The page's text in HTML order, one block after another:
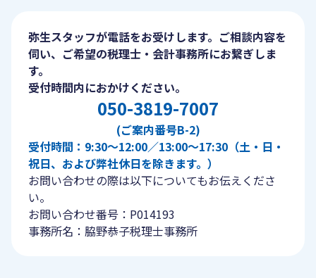
弥生スタッフが電話をお受けします。ご相談内容を
伺い、ご希望の税理士・会計事務所にお繋ぎしま
す。
受付時間内におかけください。
050-3819-7007
(ご案内番号B-2)
受付時間：9:30〜12:00／13:00〜17:30（土・日・
祝日、および弊社休日を除きます。）
お問い合わせの際は以下についてもお伝えくださ
い。
お問い合わせ番号：P014193
事務所名：脇野恭子税理士事務所